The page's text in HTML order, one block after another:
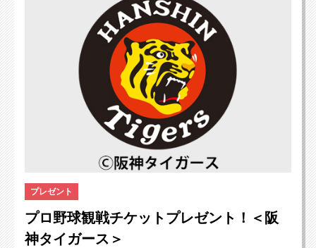
プレゼント
プロ野球観戦チケットプレゼント！＜阪
神タイガース＞